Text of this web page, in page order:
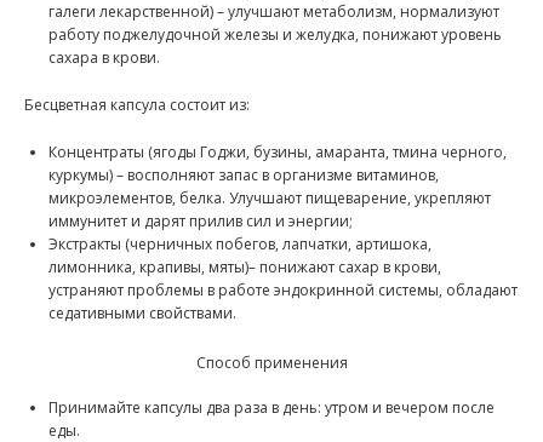
галеги лекарственной) – улучшают метаболизм, нормализуют
работу поджелудочной железы и желудка, понижают уровень
сахара в крови.
Бесцветная капсула состоит из:
Концентраты (ягоды Годжи, бузины, амаранта, тмина черного,
куркумы) – восполняют запас в организме витаминов,
микроэлементов, белка. Улучшают пищеварение, укрепляют
иммунитет и дарят прилив сил и энергии;
Экстракты (черничных побегов, лапчатки, артишока,
лимонника, крапивы, мяты)– понижают сахар в крови,
устраняют проблемы в работе эндокринной системы, обладают
седативными свойствами.
Способ применения
Принимайте капсулы два раза в день: утром и вечером после
еды.